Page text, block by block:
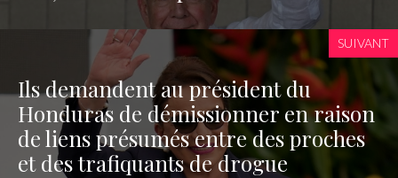
SUIVANT
Ils demandent au président du
Honduras de démissionner en raison
de liens présumés entre des proches
et des trafiquants de drogue